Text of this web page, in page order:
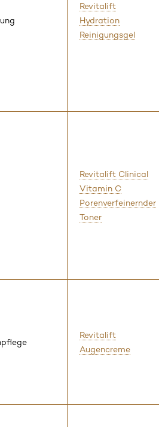
Revitalift
Hydration
Reinigungsgel
Revitalift Clinical
Vitamin C
Porenverfeinernder
Toner
Revitalift
Augencreme